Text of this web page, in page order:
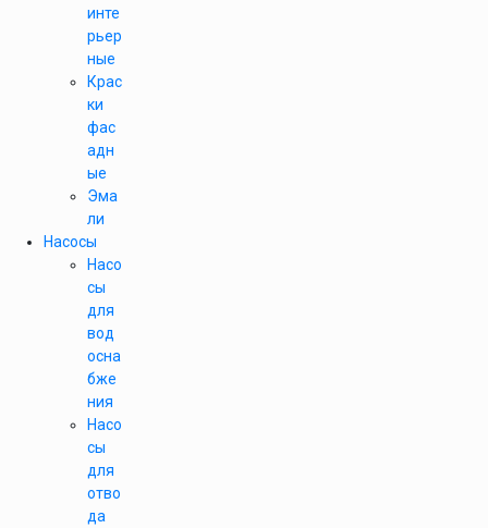
инте
рьер
ные
Крас
ки
фас
адн
ые
Эма
ли
Насосы
Насо
сы
для
вод
осна
бже
ния
Насо
сы
для
отво
да